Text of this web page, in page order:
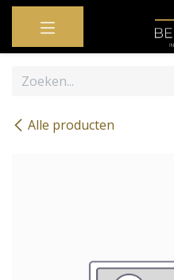
OVERSLAAN NAAR INHOUD
Alle producten